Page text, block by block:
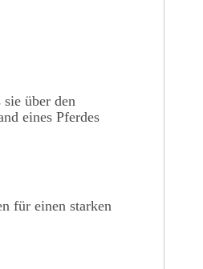
über den
eines Pferdes
für einen starken